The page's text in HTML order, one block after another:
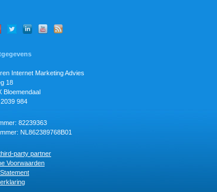
Internet Marketing Advies
18
Bloemendaal
984
82239363
NL862389768B01
party partner
Voorwaarden